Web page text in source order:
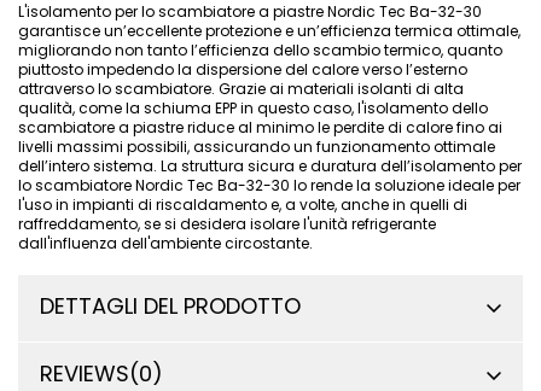
L'isolamento per lo scambiatore a piastre Nordic Tec Ba-32-30
garantisce un’eccellente protezione e un’efficienza termica ottimale,
migliorando non tanto l’efficienza dello scambio termico, quanto
piuttosto impedendo la dispersione del calore verso l’esterno
attraversolo scambiatore. Grazie ai materiali isolanti di alta
qualità, come la schiuma EPP in questo caso, l'isolamento dello
scambiatore a piastre riduce al minimo le perdite di calore fino ai
livelli massimi possibili, assicurando un funzionamento ottimale
dell’intero sistema. La struttura sicura e duratura dell’isolamento per
lo scambiatore Nordic Tec Ba-32-30 lo rende la soluzione ideale per
l'uso in impianti di riscaldamento e, a volte, anche in quelli di
raffreddamento, se si desidera isolare l'unità refrigerante
dall'influenza dell'ambiente circostante.
DETTAGLI DEL PRODOTTO
REVIEWS(0)